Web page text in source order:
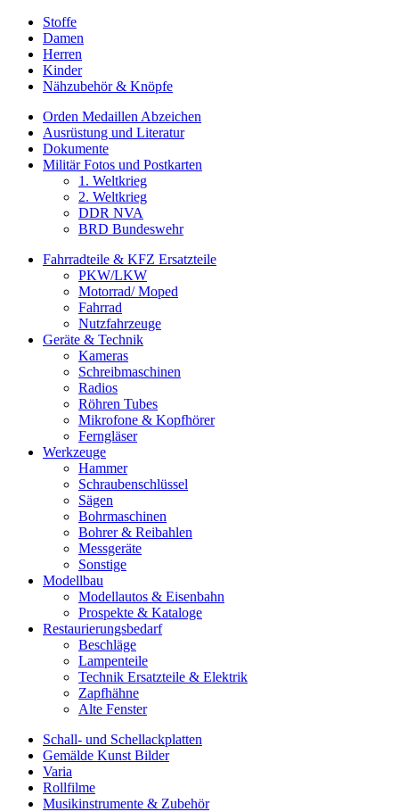
Stoffe
Damen
Herren
Kinder
Nähzubehör & Knöpfe
Orden Medaillen Abzeichen
Ausrüstung und Literatur
Dokumente
Militär Fotos und Postkarten
1. Weltkrieg
2. Weltkrieg
DDR NVA
BRD Bundeswehr
Fahrradteile & KFZ Ersatzteile
PKW/LKW
Motorrad/ Moped
Fahrrad
Nutzfahrzeuge
Geräte & Technik
Kameras
Schreibmaschinen
Radios
Röhren Tubes
Mikrofone & Kopfhörer
Ferngläser
Werkzeuge
Hammer
Schraubenschlüssel
Sägen
Bohrmaschinen
Bohrer & Reibahlen
Messgeräte
Sonstige
Modellbau
Modellautos & Eisenbahn
Prospekte & Kataloge
Restaurierungsbedarf
Beschläge
Lampenteile
Technik Ersatzteile & Elektrik
Zapfhähne
Alte Fenster
Schall- und Schellackplatten
Gemälde Kunst Bilder
Varia
Rollfilme
Musikinstrumente & Zubehör